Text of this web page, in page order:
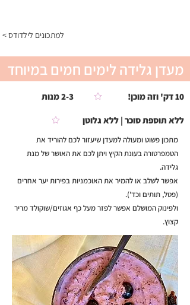
< למתכונים לילדודס
מעדן גלידה לימים חמים במיוחד
10 דק' וזה מוכן! 2-3 מנות
ללא תוספת סוכר | ללא גלוטן
מתכון פשוט ומעולה למעדן שיעזור לכם להוריד את
הטמפרטורה בעונת הקיץ ויתן לכם את האושר של מנת
גלידה.
אפשר לשלב או להמיר את האוכמניות בפירות יער אחרים
(פטל, תותים וכד').
ולפינוק המושלם אפשר לפזר מעל כף אגוזים/שוקולד מריר
קצוץ.